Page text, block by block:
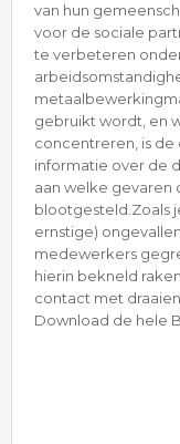
van hun
voor de sociale
te verbeteren
gebruikt wordt, en
concentreren, is
informatie over de
aan welke
blootgesteld.Zoals
ernstige)
medewerkers
hierin bekneld
contact met
Download de hele